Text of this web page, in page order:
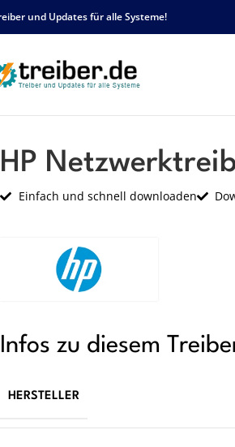
und Updates für alle Systeme!
HP
Einfach und schnell downloaden
Infos zu diesem
HERSTELLER